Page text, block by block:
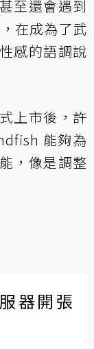
至還會遇到
在成為了武
感的語調說
上市後，許
能夠為
，像是調整
器開張